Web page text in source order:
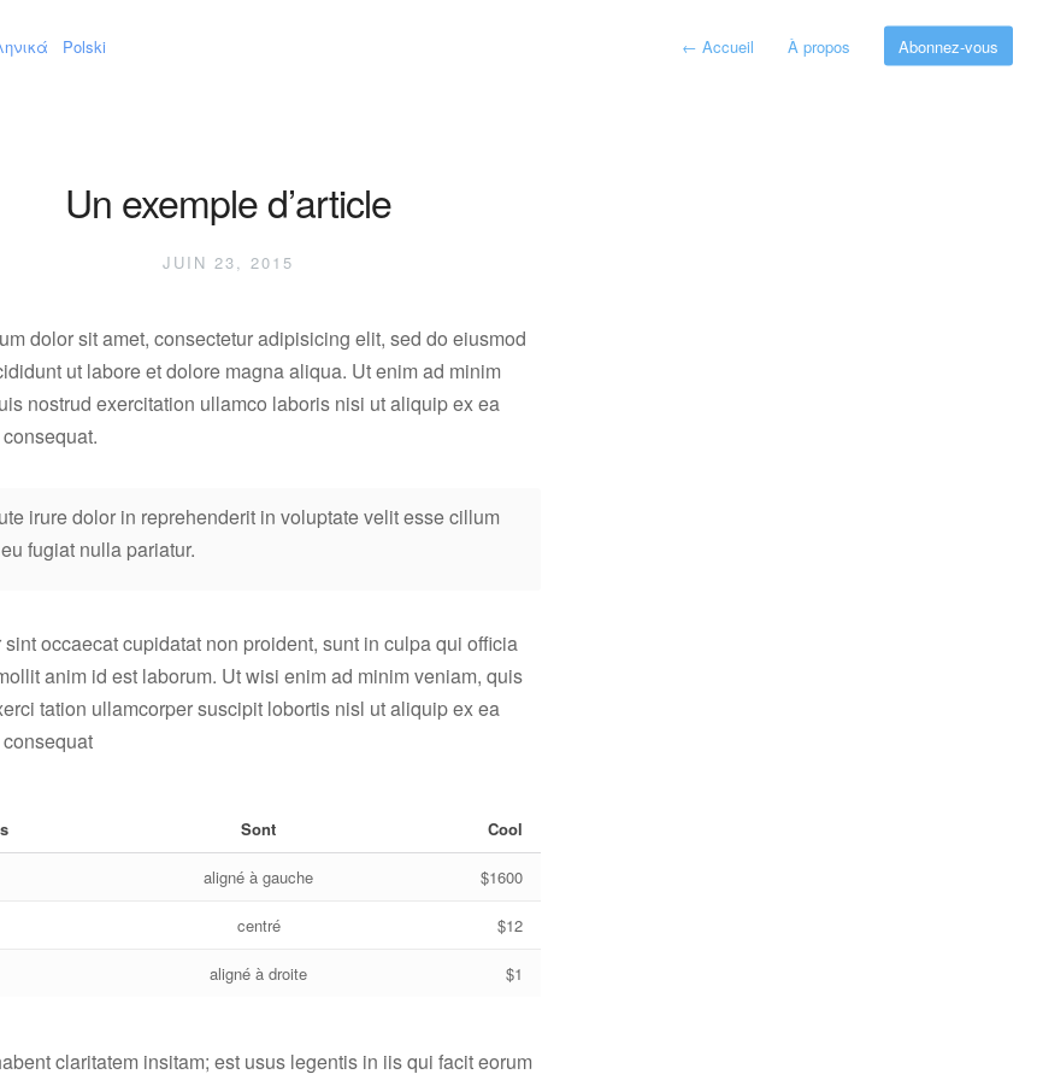
← Accueil À propos Abonnez-vous
Polski
Un exemple d’article
JUIN 23, 2015
dolor sit amet, consectetur adipisicing elit, sed do eiusmod
ut labore et dolore magna aliqua. Ut enim ad minim
nostrud exercitation ullamco laboris nisi ut aliquip ex ea
irure dolor in reprehenderit in voluptate velit esse cillum
fugiat nulla pariatur.
sint occaecat cupidatat non proident, sunt in culpa qui officia
anim id est laborum. Ut wisi enim ad minim veniam, quis
tation ullamcorper suscipit lobortis nisl ut aliquip ex ea
Sont Cool
aligné à gauche $1600
centré $12
aligné à droite $1
claritatem insitam; est usus legentis in iis qui facit eorum